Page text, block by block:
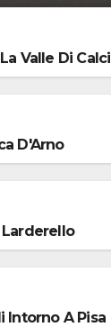
Valle Di Calci
D'Arno
Larderello
Intorno A Pisa